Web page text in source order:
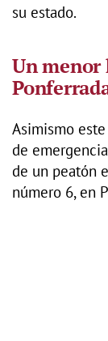
su estado.
Un
Asimismo
de
de un peatón
número 6, en